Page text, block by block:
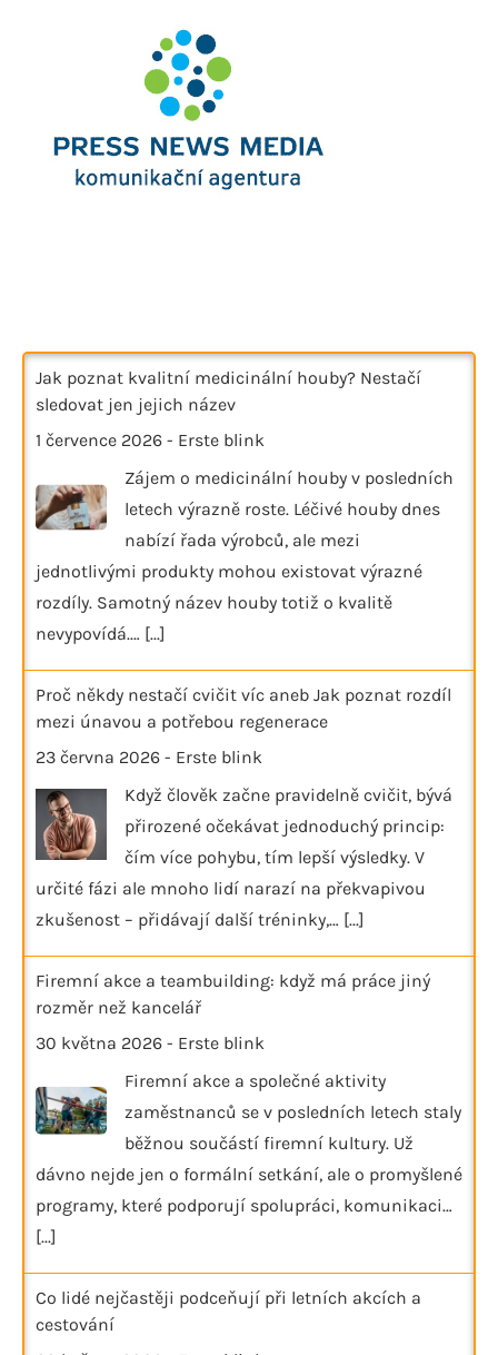
Jak poznat kvalitní medicinální houby? Nestačí
sledovat jen jejich název
1 července 2026 - Erste blink
Zájem o medicinální houby v posledních
letech výrazně roste. Léčivé houby dnes
nabízí řada výrobců, ale mezi
jednotlivými produkty mohou existovat výrazné
rozdíly. Samotný název houby totiž o kvalitě
nevypovídá.… [...]
Proč někdy nestačí cvičit víc aneb Jak poznat rozdíl
mezi únavou a potřebou regenerace
23 června 2026 - Erste blink
Když člověk začne pravidelně cvičit, bývá
přirozené očekávat jednoduchý princip:
čím více pohybu, tím lepší výsledky. V
určité fázi ale mnoho lidí narazí na překvapivou
zkušenost – přidávají další tréninky,… [...]
Firemní akce a teambuilding: když má práce jiný
rozměr než kancelář
30 května 2026 - Erste blink
Firemní akce a společné aktivity
zaměstnanců se v posledních letech staly
běžnou součástí firemní kultury. Už
dávno nejde jen o formální setkání, ale o promyšlené
programy, které podporují spolupráci, komunikaci…
[...]
Co lidé nejčastěji podceňují při letních akcích a
cestování